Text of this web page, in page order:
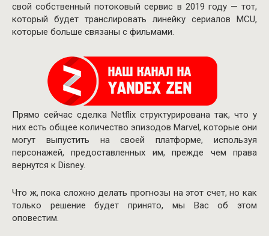
свой собственный потоковый сервис в 2019 году — тот,
который будет транслировать линейку сериалов MCU,
которые больше связаны с фильмами.
Прямо сейчас сделка Netflix структурирована так, что у
них есть общее количество эпизодов Marvel, которые они
могут выпустить на своей платформе, используя
персонажей, предоставленных им, прежде чем права
вернутся к Disney.
Что ж, пока сложно делать прогнозы на этот счет, но как
только решение будет принято, мы Вас об этом
оповестим.